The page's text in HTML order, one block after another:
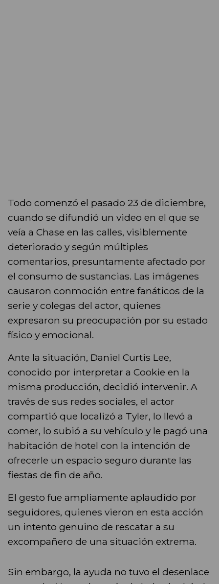
Todo comenzó el pasado 23 de diciembre,
cuando se difundió un video en el que se
veía a Chase en las calles, visiblemente
deteriorado y según múltiples
comentarios, presuntamente afectado por
el consumo de sustancias. Las imágenes
causaron conmoción entre fanáticos de la
serie y colegas del actor, quienes
expresaron su preocupación por su estado
físico y emocional.
Ante la situación, Daniel Curtis Lee,
conocido por interpretar a Cookie en la
misma producción, decidió intervenir. A
través de sus redes sociales, el actor
compartió que localizó a Tyler, lo llevó a
comer, lo subió a su vehículo y le pagó una
habitación de hotel con la intención de
ofrecerle un espacio seguro durante las
fiestas de fin de año.
El gesto fue ampliamente aplaudido por
seguidores, quienes vieron en esta acción
un intento genuino de rescatar a su
excompañero de una situación extrema.
Sin embargo, la ayuda no tuvo el desenlace